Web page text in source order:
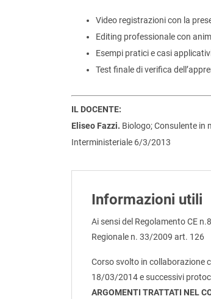
Video registrazioni con la
Editing professionale con
Esempi pratici e casi
Test finale di verifica
IL DOCENTE:
Eliseo Fazzi. Biologo; Consulente in
Interministeriale 6/3/2013
Informazioni utili
Ai sensi del Regolamento CE
Regionale n. 33/2009 art. 126
Corso svolto in collaborazione
18/03/2014 e successivi
ARGOMENTI TRATTATI NEL